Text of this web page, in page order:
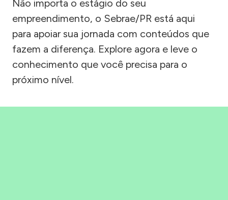
Não importa o estágio do seu
empreendimento, o Sebrae/PR está aqui
para apoiar sua jornada com conteúdos que
fazem a diferença. Explore agora e leve o
conhecimento que você precisa para o
próximo nível.